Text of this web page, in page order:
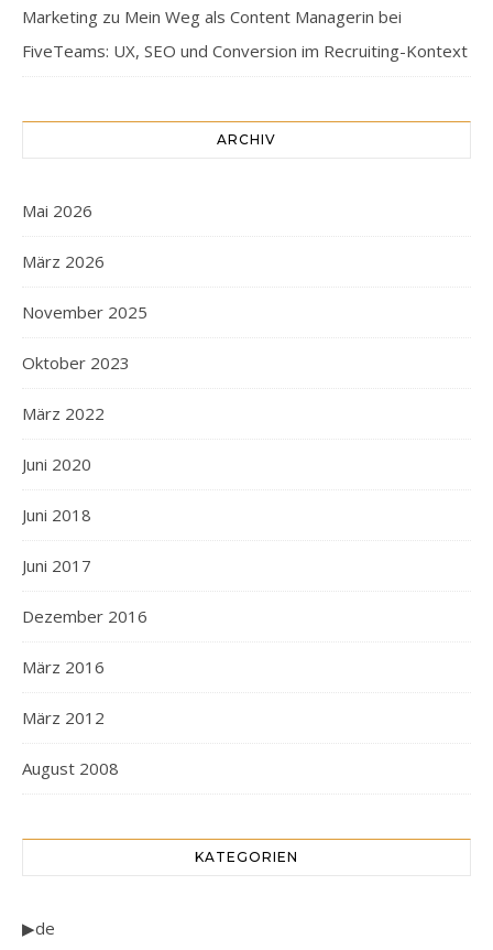
Marketing zu Mein Weg als Content Managerin bei
FiveTeams: UX, SEO und Conversion im Recruiting-Kontext
ARCHIV
Mai 2026
März 2026
November 2025
Oktober 2023
März 2022
Juni 2020
Juni 2018
Juni 2017
Dezember 2016
März 2016
März 2012
August 2008
KATEGORIEN
▶de